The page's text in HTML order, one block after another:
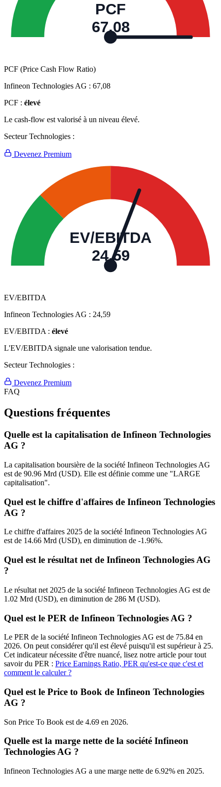
PCF
67,08
PCF (Price Cash Flow Ratio)
Infineon Technologies AG : 67,08
PCF : élevé
Le cash-flow est valorisé à un niveau élevé.
Secteur Technologies :
Devenez Premium
EV/EBITDA
24,59
EV/EBITDA
Infineon Technologies AG : 24,59
EV/EBITDA : élevé
L'EV/EBITDA signale une valorisation tendue.
Secteur Technologies :
Devenez Premium
FAQ
Questions fréquentes
Quelle est la capitalisation de Infineon Technologies
AG ?
La capitalisation boursière de la société Infineon Technologies AG
est de 90.96 Mrd (USD). Elle est définie comme une "LARGE
capitalisation".
Quel est le chiffre d'affaires de Infineon Technologies
AG ?
Le chiffre d'affaires 2025 de la société Infineon Technologies AG
est de 14.66 Mrd (USD), en diminution de -1.96%.
Quel est le résultat net de Infineon Technologies AG
?
Le résultat net 2025 de la société Infineon Technologies AG est de
1.02 Mrd (USD), en diminution de 286 M (USD).
Quel est le PER de Infineon Technologies AG ?
Le PER de la société Infineon Technologies AG est de 75.84 en
2026. On peut considérer qu'il est élevé puisqu'il est supérieur à 25.
Cet indicateur nécessite d'être nuancé, lisez notre article pour tout
savoir du PER : Price Earnings Ratio, PER qu'est-ce que c'est et
comment le calculer ?
Quel est le Price to Book de Infineon Technologies
AG ?
Son Price To Book est de 4.69 en 2026.
Quelle est la marge nette de la société Infineon
Technologies AG ?
Infineon Technologies AG a une marge nette de 6.92% en 2025.